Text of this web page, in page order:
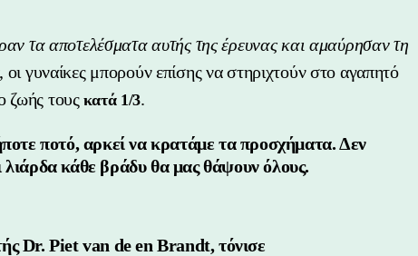
τα αποτελέσματα αυτής της έρευνας και αμαύρησαν τη
γυναίκες μπορούν επίσης να στηριχτούν στο αγαπητό
ζωής τουςκατά 1/3.
ποτό, αρκεί να κρατάμε τα προσχήματα. Δεν
λιάρδα κάθε βράδυ θα μας θάψουν όλους.
Dr. Piet van de en Brandt, τόνισε